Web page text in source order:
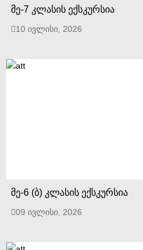
მე-7 კლასის ექსკურსია
10 ივლისი, 2026
მე-6 (ბ) კლასის ექსკურსია
09 ივლისი, 2026